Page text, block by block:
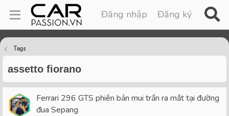
Đăng nhập Đăng ký
Tags
assetto fiorano
Ferrari 296 GTS phiên bản mui trần ra mắt tại đường
đua Sepang